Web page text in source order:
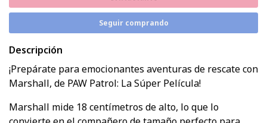
Seguir comprando
Descripción
¡Prepárate para emocionantes aventuras de rescate con
Marshall, de PAW Patrol: La Súper Película!
Marshall mide 18 centímetros de alto, lo que lo